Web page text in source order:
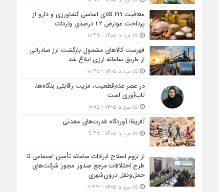
معافیت 199 کالای اساسی کشاورزی و دارو از
پرداخت عوارض 1.2 درصدی واردات
۱۵ مرداد ۱۴۰۵ - ۱۱:۴۵
فهرست کالاهای مشمول بازگشت ارز صادراتی
از طریق سامانه ارزی ابلاغ شد
۱۵ مرداد ۱۴۰۵ - ۱۰:۴۵
در عصر عدم‌قطعیت، مزیت رقابتی بنگاه‌ها،
تاب‌آوری است
۱۵ مرداد ۱۴۰۵ - ۱۰:۰۵
آفریقا؛ آوردگاه قدرت‌های معدنی
۱۵ مرداد ۱۴۰۵ - ۹:۴۵
از لزوم اصلاح ایرادات سامانه تأمین اجتماعی تا
طرح اختلافات مرجع صدور مجوز شرکت‌های
حمل‌ونقل درون‌شهری
۱۵ مرداد ۱۴۰۵ - ۹:۳۳